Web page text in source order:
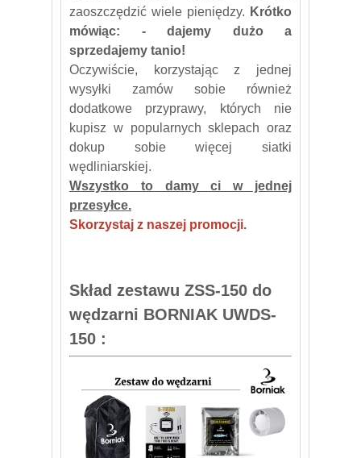
zaoszczędzić wiele pieniędzy. Krótko
mówiąc: - dajemy dużo a
sprzedajemy tanio!
Oczywiście, korzystając z jednej
wysyłki zamów sobie również
dodatkowe przyprawy, których nie
kupisz w popularnych sklepach oraz
dokup sobie więcej siatki
wędliniarskiej.
Wszystko to damy ci w jednej
przesyłce.
Skorzystaj z naszej promocji.
Skład zestawu ZSS-150 do
wędzarni BORNIAK UWDS-
150 :